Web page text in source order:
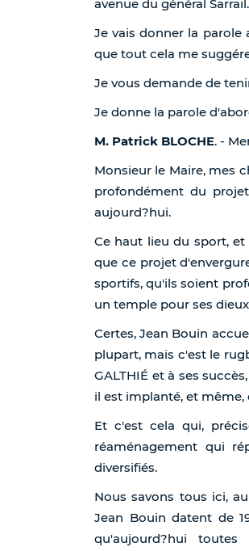
avenue du général Sarrail.
Je vais donner la parole
que tout cela me
Je vous demande de
Je donne la parole
M. Patrick BLOCHE. -
Monsieur le Maire, mes
profondément du
aujourd?hui.
Ce haut lieu du sport,
que ce projet
sportifs, qu'ils soient
un temple pour ses
Certes, Jean Bouin
plupart, mais c'est le
GALTHIÉ et à ses
il est implanté, et même,
Et c'est cela qui,
réaménagement qui
diversifiés.
Nous savons tous ici,
Jean Bouin datent de
qu'aujourd?hui